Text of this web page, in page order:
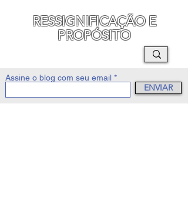
RESSIGNIFICAÇÃO E
PROPÓSITO
Assine o blog com seu email
ENVIAR